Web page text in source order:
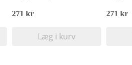
271 kr
Læg i kurv
271 kr